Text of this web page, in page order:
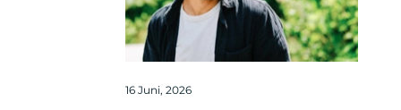
16 Juni, 2026